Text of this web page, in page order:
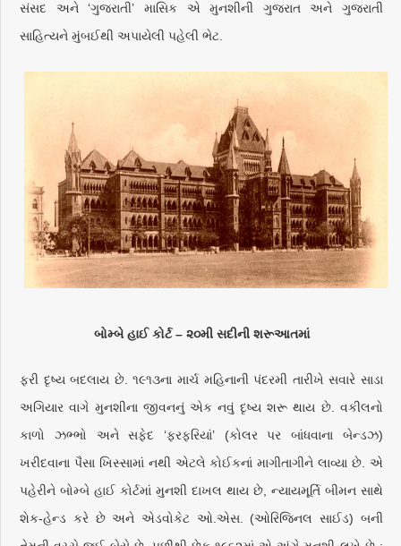
સંસદ અને ‘ગુજરાતી’ માસિક એ મુનશીની ગુજરાત અને ગુજરાતી
સાહિત્યને મુંબઈથી અપાયેલી પહેલી ભેટ.
બોમ્બે હાઈ કોર્ટ – ૨૦મી સદીની શરૂઆતમાં
ફરી દૃષ્ય બદલાય છે. ૧૯૧૩ના માર્ચ મહિનાની પંદરમી તારીખે સવારે સાડા
અગિયાર વાગે મુનશીના જીવનનું એક નવું દૃષ્ય શરૂ થાય છે. વકીલનો
કાળો ઝભ્ભો અને સફેદ ‘ફરફરિયાં’ (કોલર પર બાંધવાના બેન્ડઝ)
ખરીદવાના પૈસા ખિસ્સામાં નથી એટલે કોઈકનાં માગીતાગીને લાવ્યા છે. એ
પહેરીને બોમ્બે હાઈ કોર્ટમાં મુનશી દાખલ થાય છે, ન્યાયમૂર્તિ બીમન સાથે
શેક-હેન્ડ કરે છે અને એડવોકેટ ઓ.એસ. (ઓરિજિનલ સાઈડ) બની